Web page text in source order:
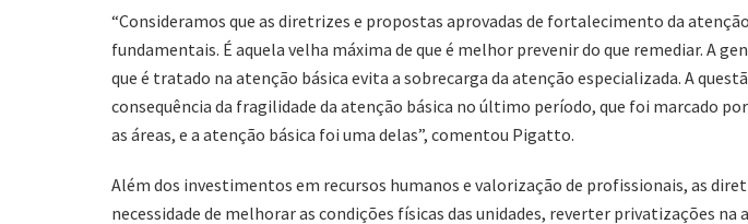
“Consideramos que as diretrizes e propostas aprovadas de fortalecimento da
fundamentais. É aquela velha máxima de que é melhor prevenir do que remediar. A
que é tratado na atenção básica evita a sobrecarga da atenção especializada. A
consequência da fragilidade da atenção básica no último período, que foi marcado
as áreas, e a atenção básica foi uma delas”, comentou Pigatto.
Além dos investimentos em recursos humanos e valorização de profissionais, as
necessidade de melhorar as condições físicas das unidades, reverter privatizações